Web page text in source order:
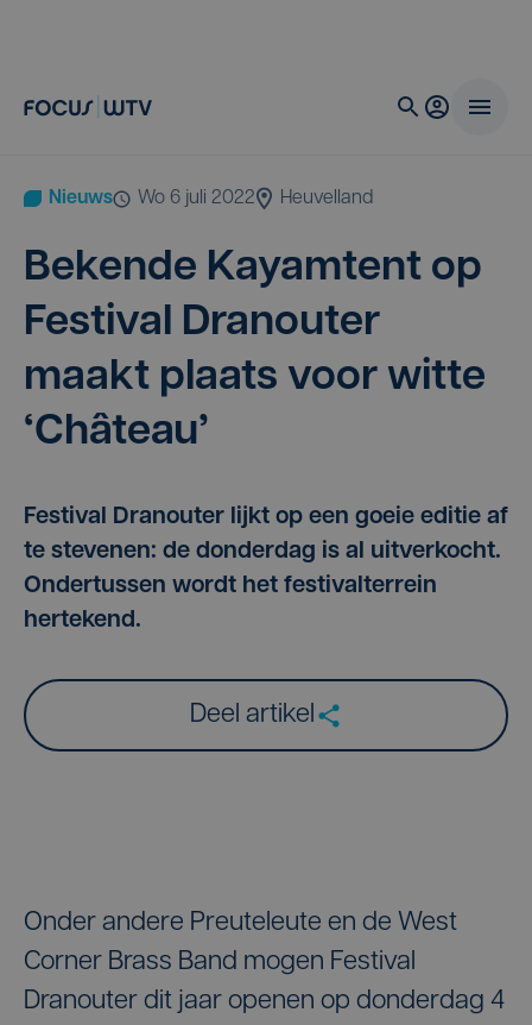
Nieuws wo 6 juli 2022 Heuvelland
Beken­de Kayam­tent op
Fes­ti­val Dran­ou­ter
maakt plaats voor wit­te
‘Châ­teau’
Festival Dranouter lijkt op een goeie editie af
te stevenen: de donderdag is al uitverkocht.
Ondertussen wordt het festivalterrein
hertekend.
Deel artikel
Onder andere Preuteleute en de West
Corner Brass Band mogen Festival
Dranouter dit jaar openen op donderdag 4